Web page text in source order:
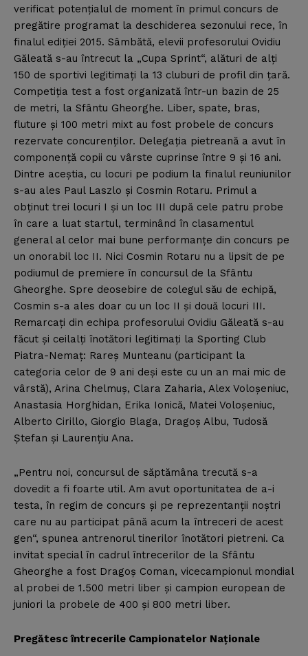
verificat potenţialul de moment în primul concurs de
pregătire programat la deschiderea sezonului rece, în
finalul ediţiei 2015. Sâmbătă, elevii profesorului Ovidiu
Găleată s-au întrecut la „Cupa Sprint“, alături de alţi
150 de sportivi legitimaţi la 13 cluburi de profil din ţară.
Competiţia test a fost organizată într-un bazin de 25
de metri, la Sfântu Gheorghe. Liber, spate, bras,
fluture şi 100 metri mixt au fost probele de concurs
rezervate concurenţilor. Delegaţia pietreană a avut în
componenţă copii cu vârste cuprinse între 9 şi 16 ani.
Dintre aceştia, cu locuri pe podium la finalul reuniunilor
s-au ales Paul Laszlo şi Cosmin Rotaru. Primul a
obţinut trei locuri I şi un loc III după cele patru probe
în care a luat startul, terminând în clasamentul
general al celor mai bune performanţe din concurs pe
un onorabil loc II. Nici Cosmin Rotaru nu a lipsit de pe
podiumul de premiere în concursul de la Sfântu
Gheorghe. Spre deosebire de colegul său de echipă,
Cosmin s-a ales doar cu un loc II şi două locuri III.
Remarcaţi din echipa profesorului Ovidiu Găleată s-au
făcut şi ceilalţi înotători legitimaţi la Sporting Club
Piatra-Nemaţ: Rareş Munteanu (participant la
categoria celor de 9 ani deşi este cu un an mai mic de
vârstă), Arina Chelmuş, Clara Zaharia, Alex Voloşeniuc,
Anastasia Horghidan, Erika Ionică, Matei Voloşeniuc,
Alberto Cirillo, Giorgio Blaga, Dragoş Albu, Tudosă
Ştefan şi Laurenţiu Ana.
„Pentru noi, concursul de săptămâna trecută s-a
dovedit a fi foarte util. Am avut oportunitatea de a-i
testa, în regim de concurs şi pe reprezentanţii noştri
care nu au participat până acum la întreceri de acest
gen“, spunea antrenorul tinerilor înotători pietreni. Ca
invitat special în cadrul întrecerilor de la Sfântu
Gheorghe a fost Dragoş Coman, vicecampionul mondial
al probei de 1.500 metri liber şi campion european de
juniori la probele de 400 şi 800 metri liber.
Pregătesc întrecerile Campionatelor Naţionale